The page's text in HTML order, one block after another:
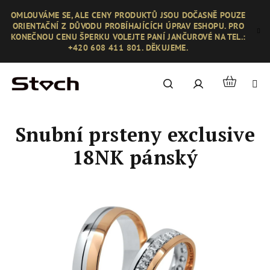
obsah
OMLOUVÁME SE, ALE CENY PRODUKTŮ JSOU DOČASNĚ POUZE
ORIENTAČNÍ Z DŮVODU PROBÍHAJÍCÍCH ÚPRAV ESHOPU. PRO
KONEČNOU CENU ŠPERKU VOLEJTE PANÍ JANČUROVÉ NA TEL.:
+420 608 411 801. DĚKUJEME.
Hledat PřihlášeníNákupní
Snubní prsteny exclusive
18NK pánský